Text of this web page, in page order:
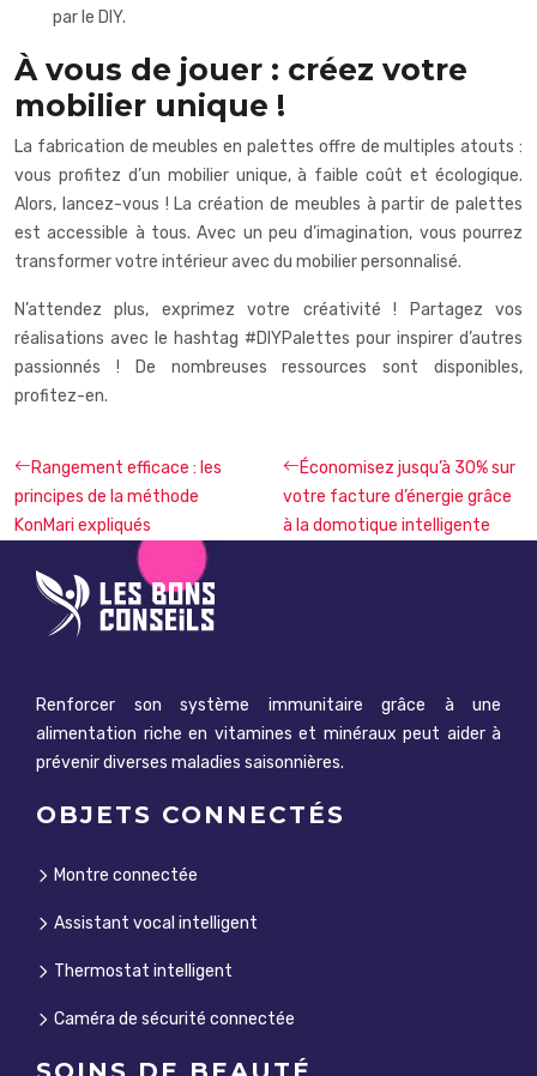
par le DIY.
À vous de jouer : créez votre
mobilier unique !
La fabrication de meubles en palettes offre de multiples atouts :
vous profitez d’un mobilier unique, à faible coût et écologique.
Alors, lancez-vous ! La création de meubles à partir de palettes
est accessible à tous. Avec un peu d’imagination, vous pourrez
transformer votre intérieur avec du mobilier personnalisé.
N’attendez plus, exprimez votre créativité ! Partagez vos
réalisations avec le hashtag #DIYPalettes pour inspirer d’autres
passionnés ! De nombreuses ressources sont disponibles,
profitez-en.
Rangement efficace : les
principes de la méthode
KonMari expliqués
Économisez jusqu’à 30% sur
votre facture d’énergie grâce
à la domotique intelligente
Renforcer son système immunitaire grâce à une
alimentation riche en vitamines et minéraux peut aider à
prévenir diverses maladies saisonnières.
OBJETS CONNECTÉS
Montre connectée
Assistant vocal intelligent
Thermostat intelligent
Caméra de sécurité connectée